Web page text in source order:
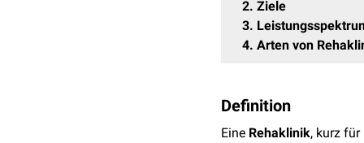
2 Ziele
3
4 Arten von
Definition
Eine Rehaklinik, kurz für